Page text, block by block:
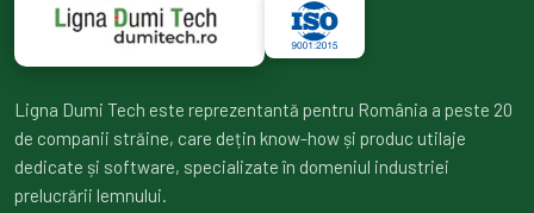
Ligna Dumi Tech este reprezentantă pentru România a peste 20
de companii străine, care dețin know-how și produc utilaje
dedicate și software, specializate în domeniul industriei
prelucrării lemnului.